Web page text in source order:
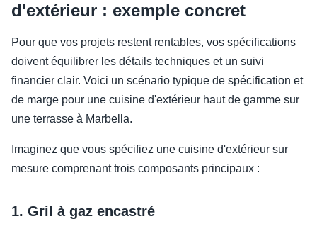
d'extérieur : exemple concret
Pour que vos projets restent rentables, vos spécifications
doivent équilibrer les détails techniques et un suivi
financier clair. Voici un scénario typique de spécification et
de marge pour une cuisine d'extérieur haut de gamme sur
une terrasse à Marbella.
Imaginez que vous spécifiez une cuisine d'extérieur sur
mesure comprenant trois composants principaux :
1. Gril à gaz encastré